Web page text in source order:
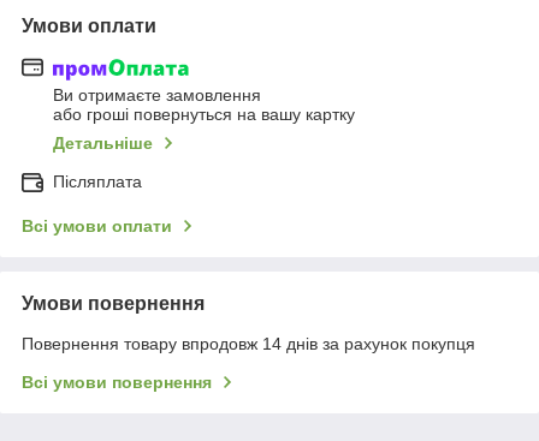
Умови оплати
Ви отримаєте замовлення
або гроші повернуться на вашу картку
Детальніше
Післяплата
Всі умови оплати
Умови повернення
Повернення товару впродовж 14 днів за рахунок покупця
Всі умови повернення